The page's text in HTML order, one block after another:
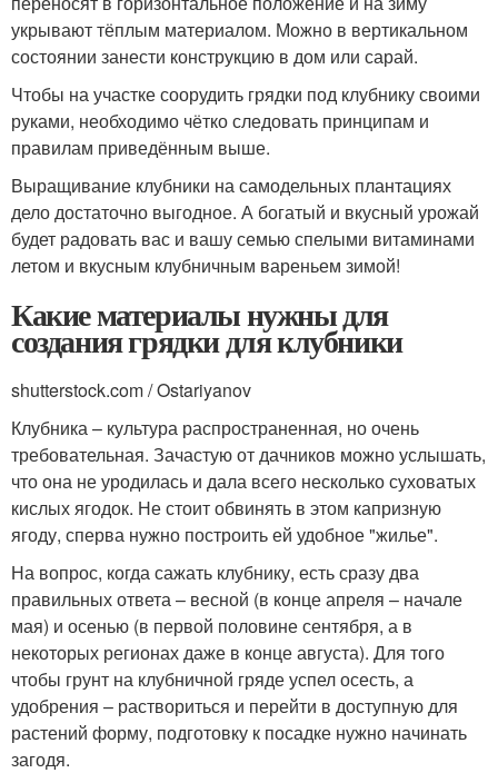
укрывают тёплым материалом. Можно в вертикальном
состоянии занести конструкцию в дом или сарай.
Чтобы на участке соорудить грядки под клубнику своими
руками, необходимо чётко следовать принципам и
правилам приведённым выше.
Выращивание клубники на самодельных плантациях
дело достаточно выгодное. А богатый и вкусный урожай
будет радовать вас и вашу семью спелыми витаминами
летом и вкусным клубничным вареньем зимой!
Какие материалы нужны для
создания грядки для клубники
shutterstock.com / Ostariyanov
Клубника – культура распространенная, но очень
требовательная. Зачастую от дачников можно услышать,
что она не уродилась и дала всего несколько суховатых
кислых ягодок. Не стоит обвинять в этом капризную
ягоду, сперва нужно построить ей удобное "жилье".
На вопрос, когда сажать клубнику, есть сразу два
правильных ответа – весной (в конце апреля – начале
мая) и осенью (в первой половине сентября, а в
некоторых регионах даже в конце августа). Для того
чтобы грунт на клубничной гряде успел осесть, а
удобрения – раствориться и перейти в доступную для
растений форму, подготовку к посадке нужно начинать
загодя.